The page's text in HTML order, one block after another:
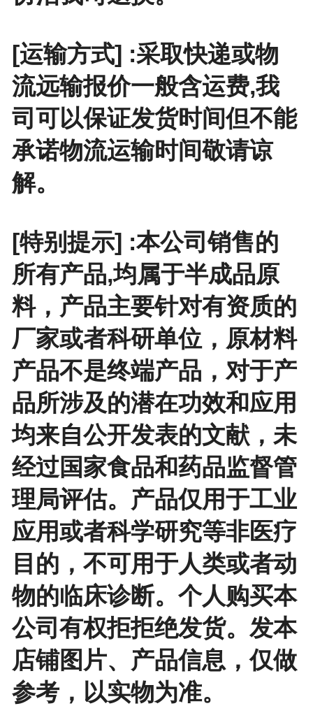
[运输方式] :采取快递或物
流远输报价一般含运费,我
司可以保证发货时间但不能
承诺物流运输时间敬请谅
解。
[特别提示] :本公司销售的
所有产品,均属于半成品原
料，产品主要针对有资质的
厂家或者科研单位，原材料
产品不是终端产品，对于产
品所涉及的潜在功效和应用
均来自公开发表的文献，未
经过国家食品和药品监督管
理局评估。产品仅用于工业
应用或者科学研究等非医疗
目的，不可用于人类或者动
物的临床诊断。个人购买本
公司有权拒拒绝发货。发本
店铺图片、产品信息，仅做
参考，以实物为准。